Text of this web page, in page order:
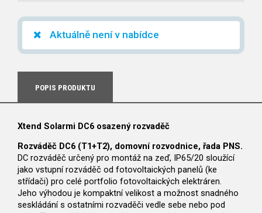
Aktuálně není v nabídce
POPIS PRODUKTU
Xtend Solarmi DC6 osazený rozvaděč
Rozváděč DC6 (T1+T2), domovní rozvodnice, řada PNS.
DC rozváděč určený pro montáž na zeď, IP65/20 sloužící
jako vstupní rozváděč od fotovoltaických panelů (ke
střídači) pro celé portfolio fotovoltaických elektráren.
Jeho výhodou je kompaktní velikost a možnost snadného
seskládání s ostatními rozvaděči vedle sebe nebo pod